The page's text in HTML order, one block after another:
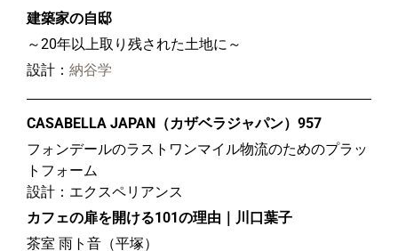
建築家の自邸
～20年以上取り残された土地に～
設計： 納谷学
CASABELLA JAPAN（カザベラジャパン）957
フォンデールのラストワンマイル物流のためのプラッ
トフォーム
設計：エクスペリアンス
カフェの扉を開ける101の理由｜川口葉子
茶室 雨ト音（平塚）